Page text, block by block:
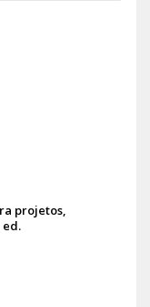
projetos,
ed.